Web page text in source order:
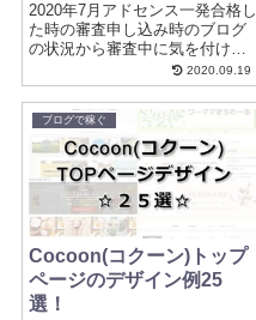
2020年7月アドセンス一発合格し
た時の審査申し込み時のブログ
の状況から審査中に気を付けた
ポイントについて詳細をまとめ
ました。アドセンスになかなか
合格しない、少ない記事数でも
合格する方法が知りたい、合格
しているブログがどんなブログ
か知りたい、審査中に何を気を
付ければいいか知りたいという
方の参考になればと思います。
2020.09.19
ブログで稼ぐ
Cocoon(コクーン)トップ
ページのデザイン例25
選！